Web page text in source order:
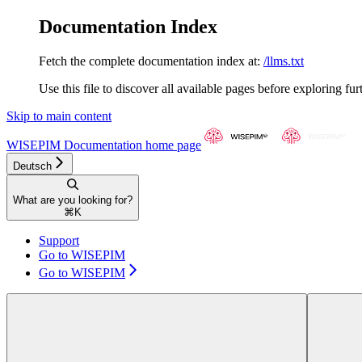
Documentation Index
Fetch the complete documentation index at: /llms.txt
Use this file to discover all available pages before exploring
Skip to main content
WISEPIM Documentation home page
Deutsch
What are you looking for?
⌘ K
Support
Go to WISEPIM
Go to WISEPIM